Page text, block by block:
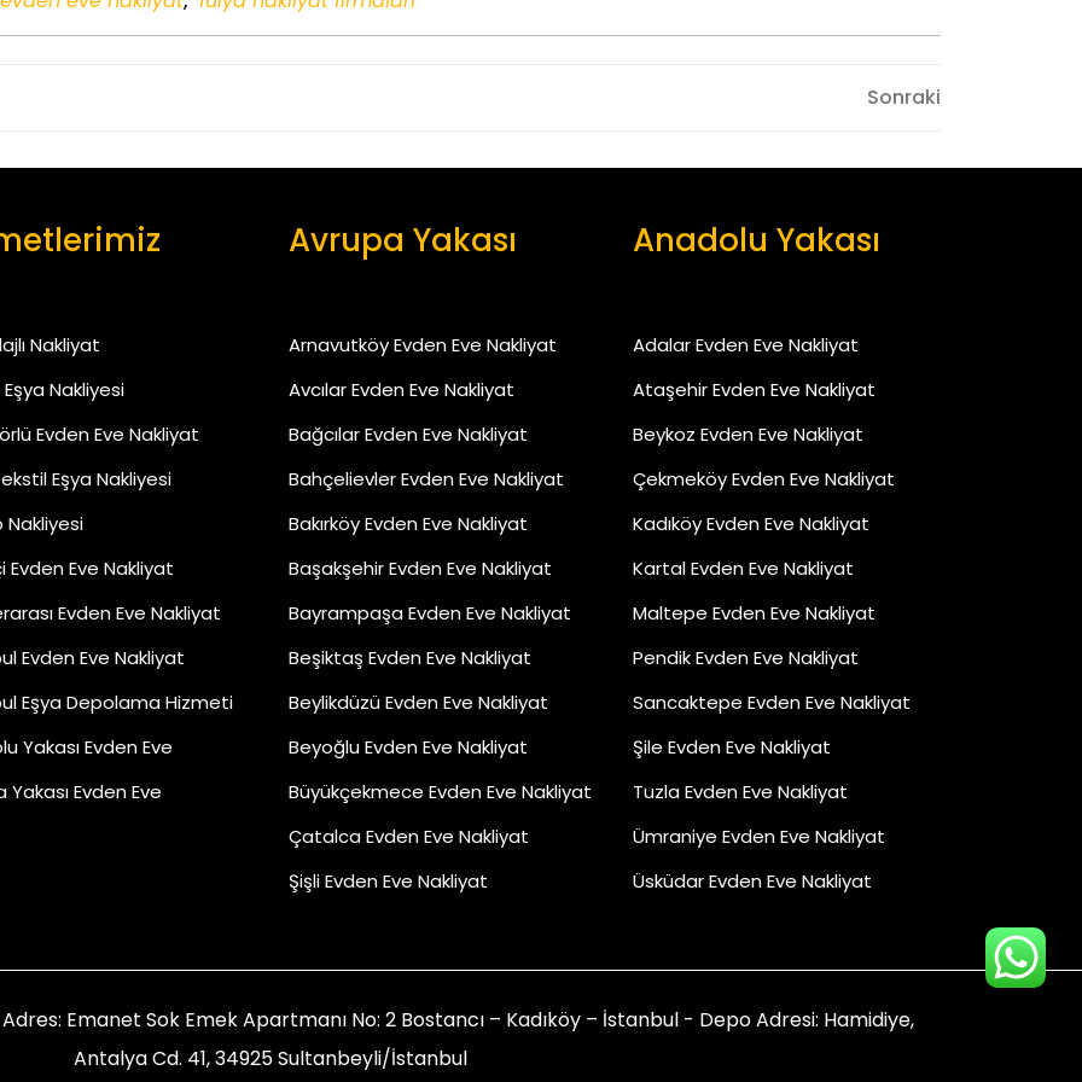
Sonraki
Nakliyat
Nakliyesi
Evden Eve Nakliyat
Eşya Nakliyesi
Nakliyesi
Evden Eve Nakliyat
Evden Eve Nakliyat
Evden Eve Nakliyat
Eşya Depolama Hizmeti
Yakası Evden Eve
Yakası Evden Eve
Avrupa Yakası
Arnavutköy Evden Eve Nakliyat
Avcılar Evden Eve Nakliyat
Bağcılar Evden Eve Nakliyat
Bahçelievler Evden Eve Nakliyat
Bakırköy Evden Eve Nakliyat
Başakşehir Evden Eve Nakliyat
Bayrampaşa Evden Eve Nakliyat
Beşiktaş Evden Eve Nakliyat
Beylikdüzü Evden Eve Nakliyat
Beyoğlu Evden Eve Nakliyat
Büyükçekmece Evden Eve Nakliyat
Çatalca Evden Eve Nakliyat
Şişli Evden Eve Nakliyat
Anadolu Yakası
Adalar Evden Eve Nakliyat
Ataşehir Evden Eve Nakliyat
Beykoz Evden Eve Nakliyat
Çekmeköy Evden Eve Nakliyat
Kadıköy Evden Eve Nakliyat
Kartal Evden Eve Nakliyat
Maltepe Evden Eve Nakliyat
Pendik Evden Eve Nakliyat
Sancaktepe Evden Eve Nakliyat
Şile Evden Eve Nakliyat
Tuzla Evden Eve Nakliyat
Ümraniye Evden Eve Nakliyat
Üsküdar Evden Eve Nakliyat
Emanet Sok Emek Apartmanı No: 2 Bostancı – Kadıköy – İstanbul - Depo Adresi: Hamidiye,
Antalya Cd. 41, 34925 Sultanbeyli/İstanbul